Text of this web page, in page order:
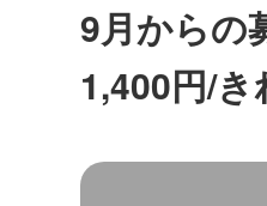
9月からの
1,400円/